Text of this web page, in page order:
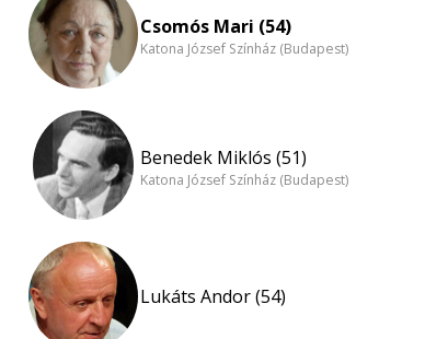
Csomós Mari (54)
Katona József Színház (Budapest)
Benedek Miklós (51)
Katona József Színház (Budapest)
Lukáts Andor (54)